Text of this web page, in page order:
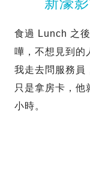
食過 Lunch 之
嘩，不想見到的
我走去問服務員
只是拿房卡，他
小時。